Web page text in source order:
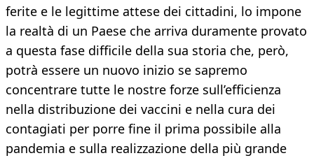
ferite e le legittime attese dei cittadini, lo impone
la realtà di un Paese che arriva duramente provato
a questa fase difficile della sua storia che, però,
potrà essere un nuovo inizio se sapremo
concentrare tutte le nostre forze sull’efficienza
nella distribuzione dei vaccini e nella cura dei
contagiati per porre fine il prima possibile alla
pandemia e sulla realizzazione della più grande